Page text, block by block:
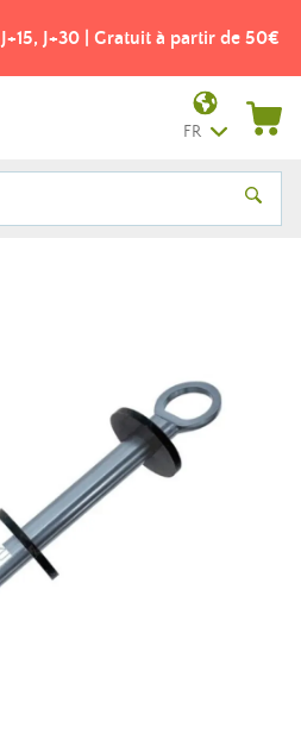
J+30 | Gratuit à partir de 50€
FR